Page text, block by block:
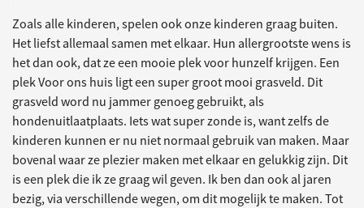
Zoals alle kinderen, spelen ook onze kinderen graag buiten.
Het liefst allemaal samen met elkaar. Hun allergrootste wens is
het dan ook, dat ze een mooie plek voor hunzelf krijgen. Een
plek Voor ons huis ligt een super groot mooi grasveld. Dit
grasveld word nu jammer genoeg gebruikt, als
hondenuitlaatplaats. Iets wat super zonde is, want zelfs de
kinderen kunnen er nu niet normaal gebruik van maken. Maar
bovenal waar ze plezier maken met elkaar en gelukkig zijn. Dit
is een plek die ik ze graag wil geven. Ik ben dan ook al jaren
bezig, via verschillende wegen, om dit mogelijk te maken. Tot